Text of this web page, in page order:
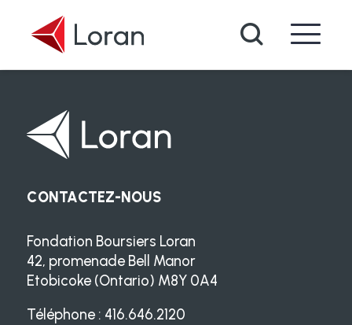
Recherche
CONTACTEZ-NOUS
Fondation Boursiers Loran
42, promenade Bell Manor
Etobicoke (Ontario) M8Y 0A4
Téléphone : 416.646.2120